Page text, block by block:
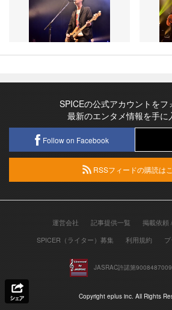
SPICEの公式アカウントをフ
最新のエンタメ情報を手に
Follow on Facebook
RSSフィードの購読は
運営会社 記事提供一覧
掲載依頼
SPICER（ライター）募集
利用規約
JASRAC許諾第
Copyright eplus inc. All Rights